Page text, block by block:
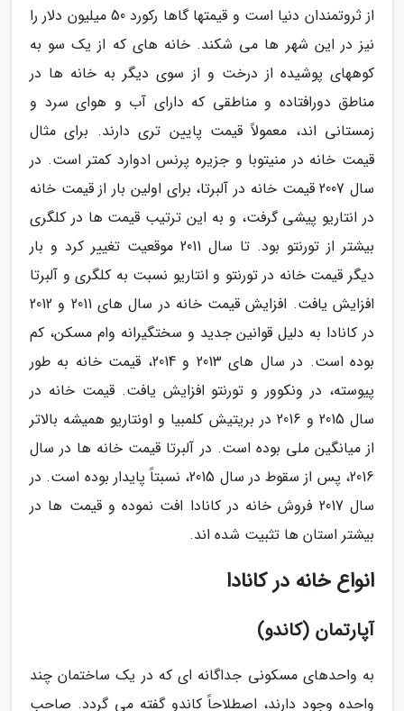
از ثروتمندان دنیا است و قیمتها گاها رکورد 50 میلیون دلار را
نیز در این شهر ها می شکند. خانه های که از یک سو به
کوههای پوشیده از درخت و از سوی دیگر به خانه ها در
مناطق دورافتاده و مناطقی که دارای آب و هوای سرد و
زمستانی اند، معمولاً قیمت پایین تری دارند. برای مثال
قیمت خانه در منیتوبا و جزیره پرنس ادوارد کمتر است. در
سال 2007 قیمت خانه در آلبرتا، برای اولین بار از قیمت خانه
در انتاریو پیشی گرفت، و به این ترتیب قیمت ها در کلگری
بیشتر از تورنتو بود. تا سال 2011 موقعیت تغییر کرد و بار
دیگر قیمت خانه در تورنتو و انتاریو نسبت به کلگری و آلبرتا
افزایش یافت. افزایش قیمت خانه در سال های 2011 و 2012
در کانادا به دلیل قوانین جدید و سختگیرانه وام مسکن، کم
بوده است. در سال های 2013 و 2014، قیمت خانه به طور
پیوسته، در ونکوور و تورنتو افزایش یافت. قیمت خانه در
سال 2015 و 2016 در بریتیش کلمبیا و اونتاریو همیشه بالاتر
از میانگین ملی بوده است. در آلبرتا قیمت خانه ها در سال
2016، پس از سقوط در سال 2015، نسبتاً پایدار بوده است. در
سال 2017 فروش خانه در کانادا افت نموده و قیمت ها در
بیشتر استان ها تثبیت شده اند.
انواع خانه در کانادا
آپارتمان (کاندو)
به واحدهای مسکونی جداگانه ای که در یک ساختمان چند
واحده وجود دارند، اصطلاحاً کاندو گفته می گردد. صاحب